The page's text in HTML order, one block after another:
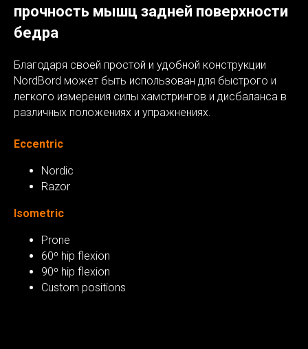
прочность мышц задней поверхности
бедра
Благодаря своей простой и удобной конструкции
NordBord может быть использован для быстрого и
легкого измерения силы хамстрингов и дисбаланса в
различных положениях и упражнениях.
Eccentric
Nordic
Razor
Isometric
Prone
60º hip flexion
90º hip flexion
Custom positions